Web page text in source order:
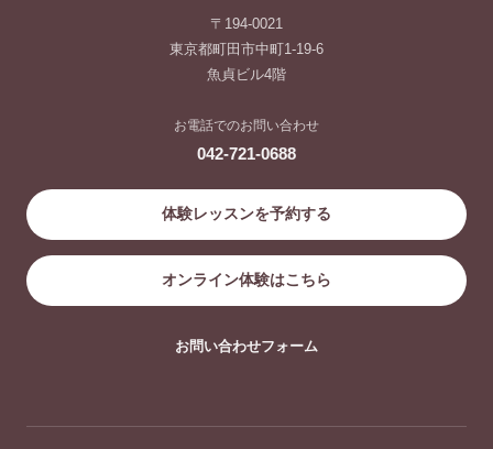
〒194-0021
東京都町田市中町1-19-6
魚貞ビル4階
お電話でのお問い合わせ
042-721-0688
体験レッスンを予約する
オンライン体験はこちら
お問い合わせフォーム